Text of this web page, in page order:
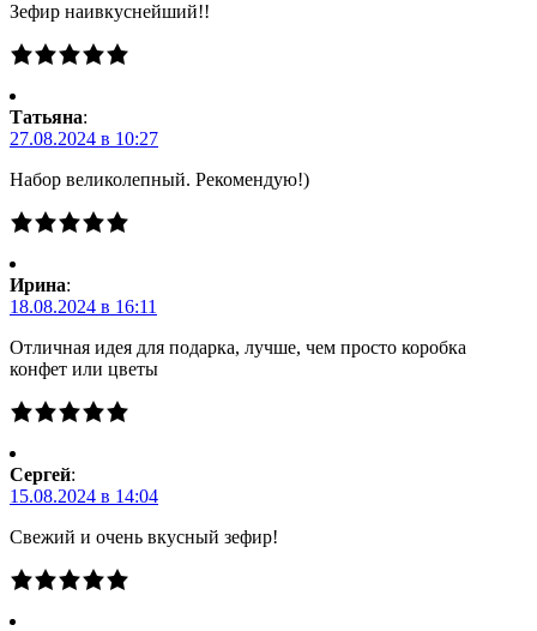
Зефир наивкуснейший!!
Татьяна:
27.08.2024 в 10:27
Набор великолепный. Рекомендую!)
Ирина:
18.08.2024 в 16:11
Отличная идея для подарка, лучше, чем просто коробка
конфет или цветы
Сергей:
15.08.2024 в 14:04
Свежий и очень вкусный зефир!